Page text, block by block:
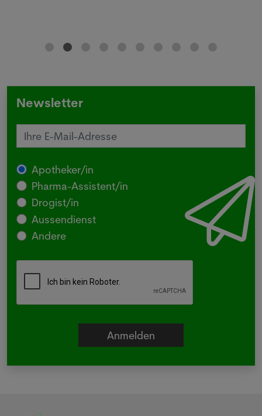
Newsletter
Apotheker/in
Pharma-Assistent/in
Drogist/in
Aussendienst
Andere